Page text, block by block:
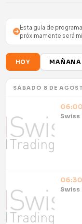
Esta guía de
próximamente será
HOY MAÑANA
SÁBADO 8 DE
06:00
Swiss
06:30
Swiss